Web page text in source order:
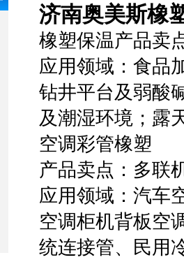
济南奥美斯橡
橡塑保温产品卖
应用领域：食品
钻井平台及弱酸
及潮湿环境；露
空调彩管橡塑
产品卖点：多联
应用领域：汽车
空调柜机背板空
统连接管、民用